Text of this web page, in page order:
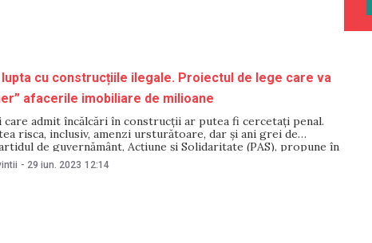
lupta cu construcțiile ilegale. Proiectul de lege care va
afacerile imobiliare de milioane
admit încălcări în construcții ar putea fi cercetați penal.
risca, inclusiv, amenzi ursturătoare, dar și ani grei de
de guvernământ, Acțiune și Solidaritate (PAS), propune în
Codului Contravențional și a Codului Penal. „Nu sunt
când în Turcia au
- 29 iun. 2023 12:14